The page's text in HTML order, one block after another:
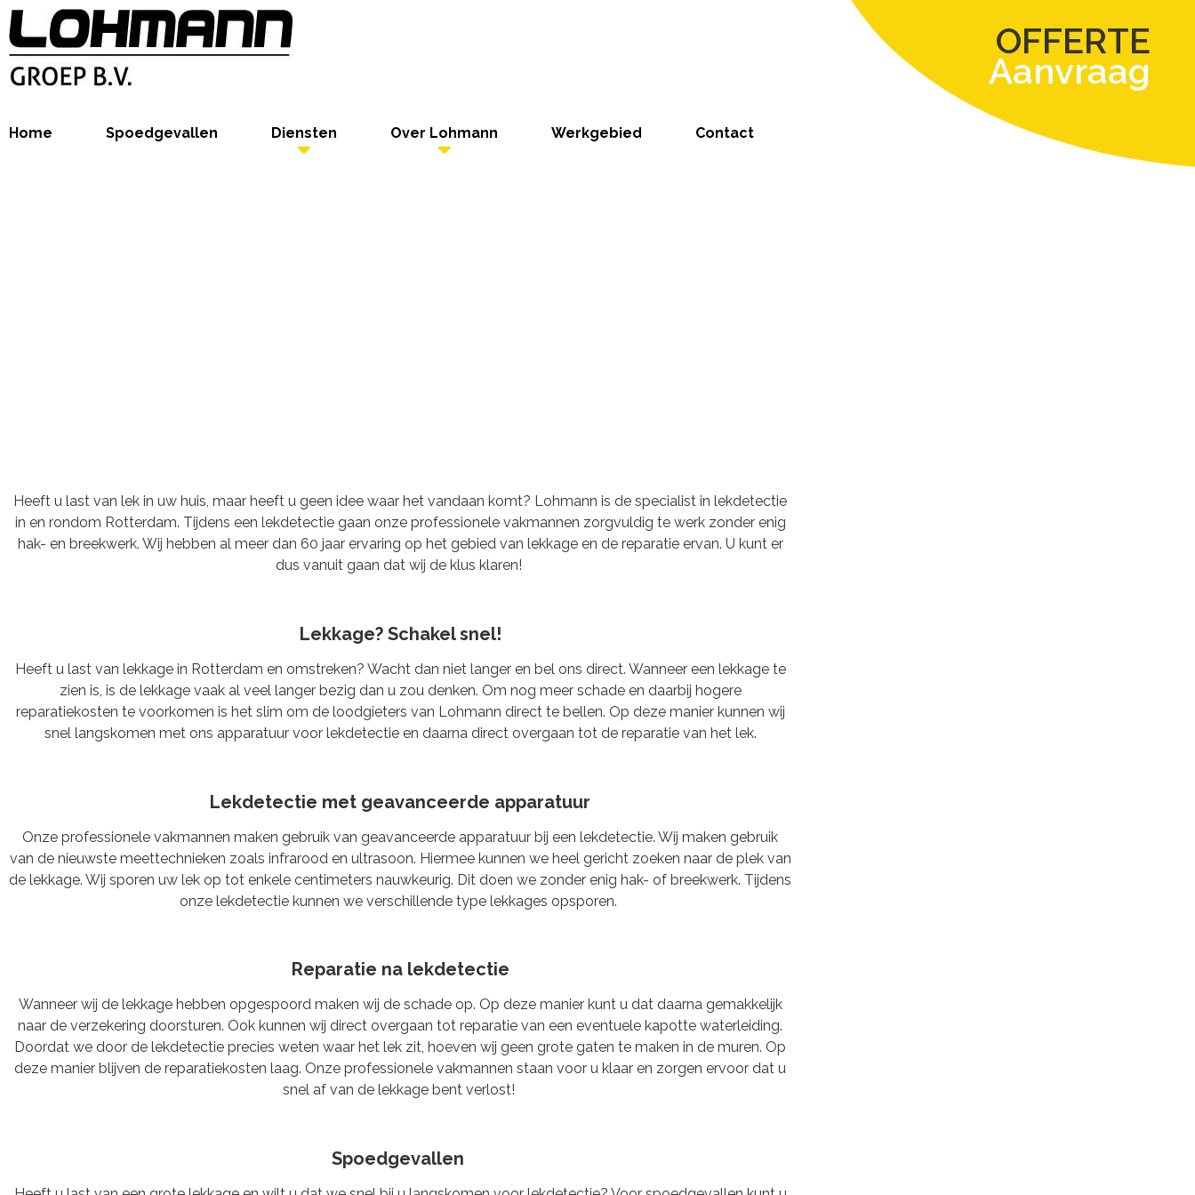
OFFERTE
Aanvraag
Home Spoedgevallen Diensten Over Lohmann Werkgebied Contact
Heeft u last van lek in uw huis, maar heeft u geen idee waar het vandaan komt? Lohmann is de specialist in lekdetectie
in en rondom Rotterdam. Tijdens een lekdetectie gaan onze professionele vakmannen zorgvuldig te werk zonder enig
hak- en breekwerk. Wij hebben al meer dan 60 jaar ervaring op het gebied van lekkage en de reparatie ervan. U kunt er
dus vanuit gaan dat wij de klus klaren!
Lekkage? Schakel snel!
Heeft u last van lekkage in Rotterdam en omstreken? Wacht dan niet langer en bel ons direct. Wanneer een lekkage te
zien is, is de lekkage vaak al veel langer bezig dan u zou denken. Om nog meer schade en daarbij hogere
reparatiekosten te voorkomen is het slim om de loodgieters van Lohmann direct te bellen. Op deze manier kunnen wij
snel langskomen met ons apparatuur voor lekdetectie en daarna direct overgaan tot de reparatie van het lek.
Lekdetectie met geavanceerde apparatuur
Onze professionele vakmannen maken gebruik van geavanceerde apparatuur bij een lekdetectie. Wij maken gebruik
van de nieuwste meettechnieken zoals infrarood en ultrasoon. Hiermee kunnen we heel gericht zoeken naar de plek van
de lekkage. Wij sporen uw lek op tot enkele centimeters nauwkeurig. Dit doen we zonder enig hak- of breekwerk. Tijdens
onze lekdetectie kunnen we verschillende type lekkages opsporen.
Reparatie na lekdetectie
Wanneer wij de lekkage hebben opgespoord maken wij de schade op. Op deze manier kunt u dat daarna gemakkelijk
naar de verzekering doorsturen. Ook kunnen wij direct overgaan tot reparatie van een eventuele kapotte waterleiding.
Doordat we door de lekdetectie precies weten waar het lek zit, hoeven wij geen grote gaten te maken in de muren. Op
deze manier blijven de reparatiekosten laag. Onze professionele vakmannen staan voor u klaar en zorgen ervoor dat u
snel af van de lekkage bent verlost!
Spoedgevallen